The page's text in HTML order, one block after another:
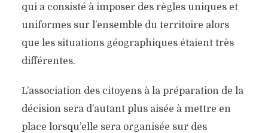
qui a consisté à imposer des règles uniques et
uniformes sur l’ensemble du territoire alors
que les situations géographiques étaient très
différentes.
L’association des citoyens à la préparation de la
décision sera d’autant plus aisée à mettre en
place lorsqu’elle sera organisée sur des